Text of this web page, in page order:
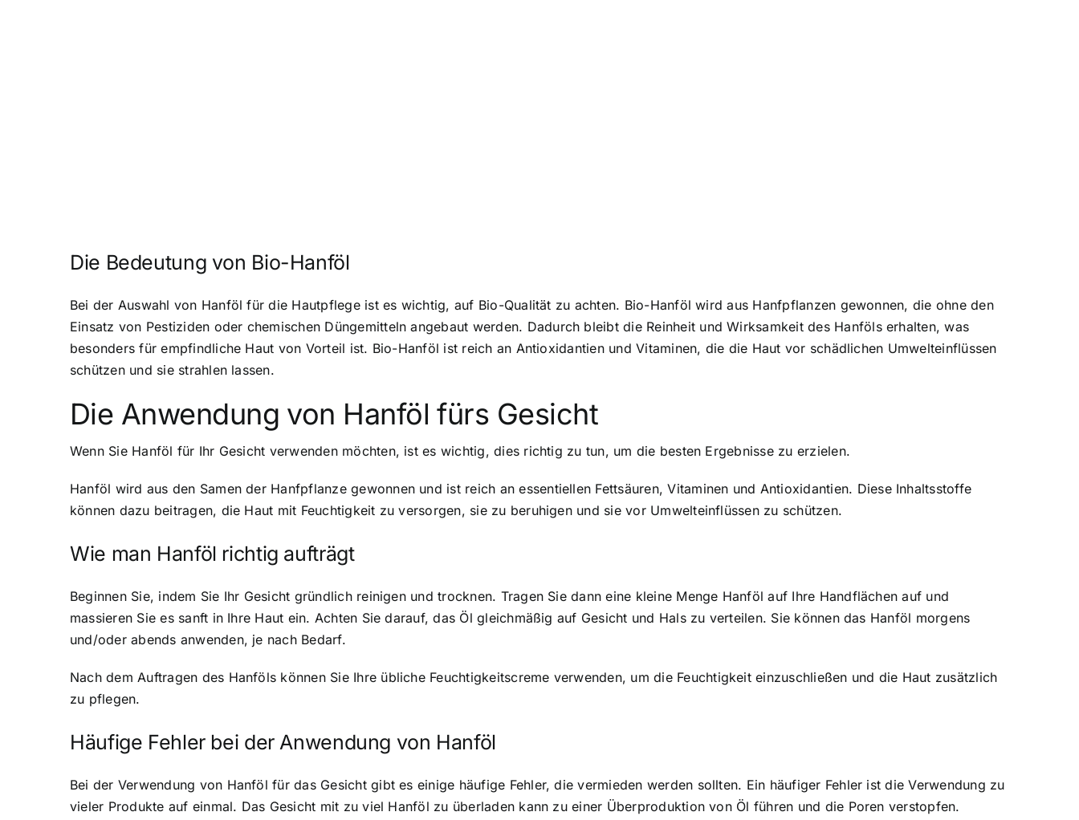
Die Bedeutung von Bio-Hanföl
Bei der Auswahl von Hanföl für die Hautpflege ist es wichtig, auf Bio-Qualität zu achten. Bio-Hanföl wird aus Hanfpflanzen gewonnen, die ohne den
Einsatz von Pestiziden oder chemischen Düngemitteln angebaut werden. Dadurch bleibt die Reinheit und Wirksamkeit des Hanföls erhalten, was
besonders für empfindliche Haut von Vorteil ist. Bio-Hanföl ist reich an Antioxidantien und Vitaminen, die die Haut vor schädlichen Umwelteinflüssen
schützen und sie strahlen lassen.
Die Anwendung von Hanföl fürs Gesicht
Wenn Sie Hanföl für Ihr Gesicht verwenden möchten, ist es wichtig, dies richtig zu tun, um die besten Ergebnisse zu erzielen.
Hanföl wird aus den Samen der Hanfpflanze gewonnen und ist reich an essentiellen Fettsäuren, Vitaminen und Antioxidantien. Diese Inhaltsstoffe
können dazu beitragen, die Haut mit Feuchtigkeit zu versorgen, sie zu beruhigen und sie vor Umwelteinflüssen zu schützen.
Wie man Hanföl richtig aufträgt
Beginnen Sie, indem Sie Ihr Gesicht gründlich reinigen und trocknen. Tragen Sie dann eine kleine Menge Hanföl auf Ihre Handflächen auf und
massieren Sie es sanft in Ihre Haut ein. Achten Sie darauf, das Öl gleichmäßig auf Gesicht und Hals zu verteilen. Sie können das Hanföl morgens
und/oder abends anwenden, je nach Bedarf.
Nach dem Auftragen des Hanföls können Sie Ihre übliche Feuchtigkeitscreme verwenden, um die Feuchtigkeit einzuschließen und die Haut zusätzlich
zu pflegen.
Häufige Fehler bei der Anwendung von Hanföl
Bei der Verwendung von Hanföl für das Gesicht gibt es einige häufige Fehler, die vermieden werden sollten. Ein häufiger Fehler ist die Verwendung zu
vieler Produkte auf einmal. Das Gesicht mit zu viel Hanföl zu überladen kann zu einer Überproduktion von Öl führen und die Poren verstopfen.